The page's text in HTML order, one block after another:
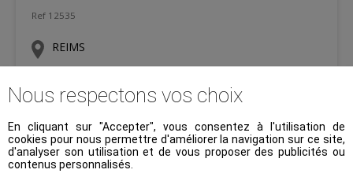
Ref 12535
REIMS
32 m² NC NC
Nous respectons vos choix
En cliquant sur "Accepter", vous consentez à l'utilisation de
cookies pour nous permettre d'améliorer la navigation sur ce site,
d'analyser son utilisation et de vous proposer des publicités ou
contenus personnalisés.